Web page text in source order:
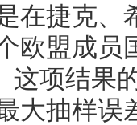
在捷克、
欧盟成员
这项结果
大抽样误